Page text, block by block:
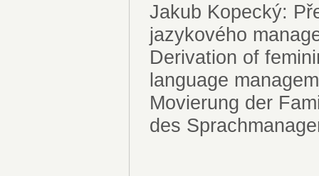
Jakub Kopecký:
jazykového
Derivation of
language
Movierung der
des